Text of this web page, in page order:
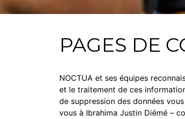
PAGES DE
NOCTUA et ses équipes
et le traitement de ces
de suppression des données
vous à Ibrahima Justin Diémé – c